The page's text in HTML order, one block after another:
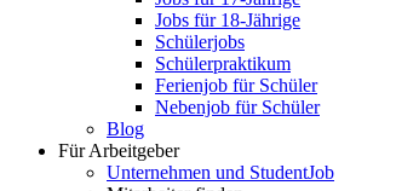
Jobs für 18-Jährige
Schülerjobs
Schülerpraktikum
Ferienjob für Schüler
Nebenjob für Schüler
Blog
Für Arbeitgeber
Unternehmen und StudentJob